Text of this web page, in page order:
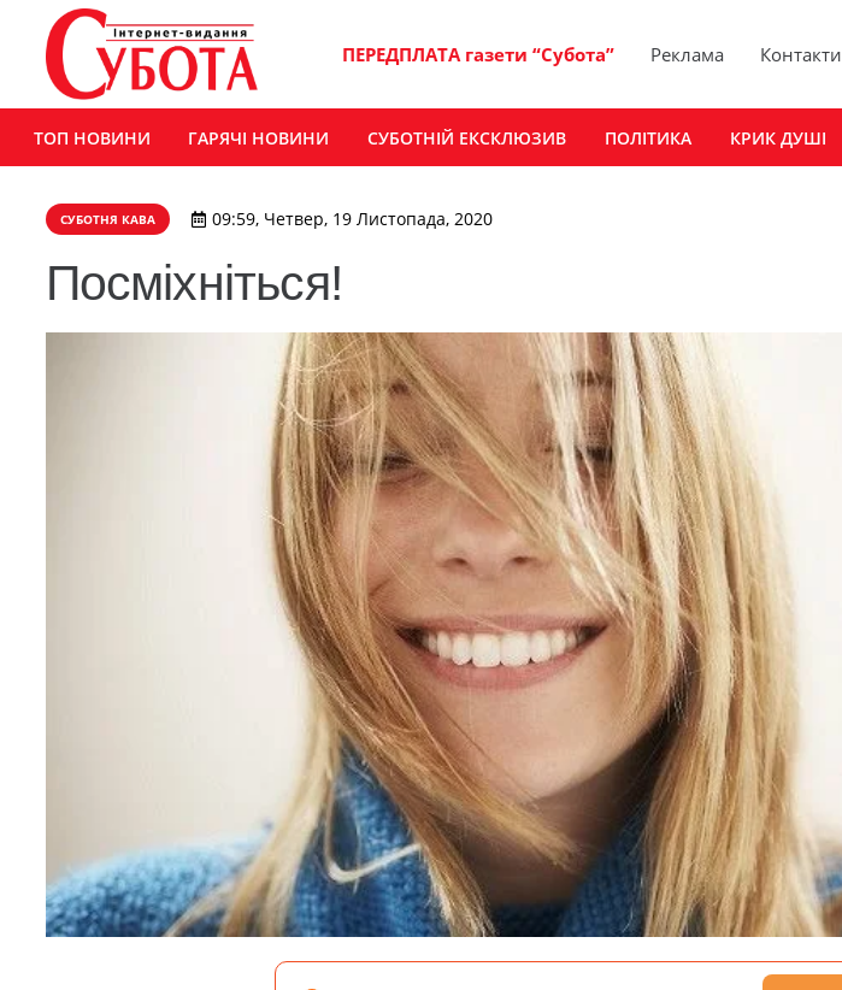
ПЕРЕДПЛАТА газети “Субота” Реклама Контакти
ТОП НОВИНИ ГАРЯЧІ НОВИНИ СУБОТНІЙ ЕКСКЛЮЗИВ ПОЛІТИКА КРИК ДУШІ
СУБОТНЯ КАВА 09:59, Четвер, 19 Листопада, 2020
Посміхніться!